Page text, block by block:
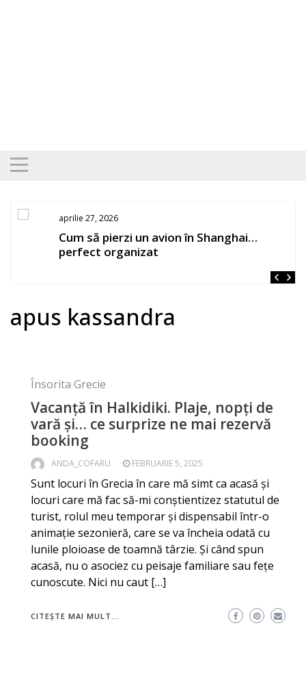
aprilie 27, 2026
Cum să pierzi un avion în Shanghai…
perfect organizat
apus kassandra
Însorita Grecie
Vacanță în Halkidiki. Plaje, nopți de
vară și… ce surprize ne mai rezervă
booking
ANDA_COFARU FEBRUARIE 5, 2025
Sunt locuri în Grecia în care mă simt ca acasă și
locuri care mă fac să-mi conștientizez statutul de
turist, rolul meu temporar și dispensabil într-o
animație sezonieră, care se va încheia odată cu
lunile ploioase de toamnă târzie. Și când spun
acasă, nu o asociez cu peisaje familiare sau fețe
cunoscute. Nici nu caut […]
CITEȘTE MAI MULT...